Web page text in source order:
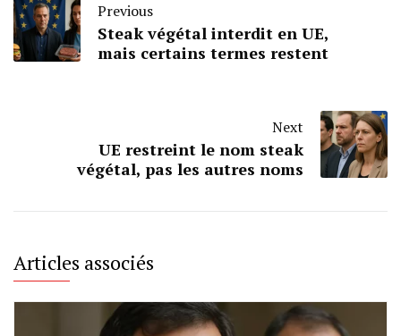
Previous
Steak végétal interdit en UE,
mais certains termes restent
Next
UE restreint le nom steak
végétal, pas les autres noms
Articles associés